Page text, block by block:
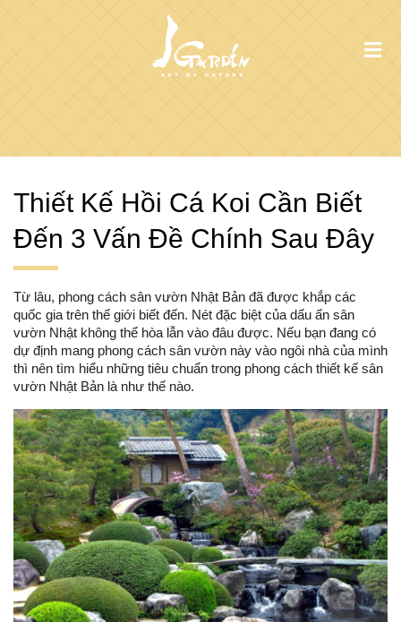
Thiết Kế Hồi Cá Koi Cần Biết
Đến 3 Vấn Đề Chính Sau Đây
Từ lâu, phong cách sân vườn Nhật Bản đã được khắp các
quốc gia trên thế giới biết đến. Nét đặc biệt của dấu ấn sân
vườn Nhật không thể hòa lẫn vào đâu được. Nếu bạn đang có
dự định mang phong cách sân vườn này vào ngôi nhà của mình
thì nên tìm hiểu những tiêu chuẩn trong phong cách thiết kế sân
vườn Nhật Bản là như thế nào.